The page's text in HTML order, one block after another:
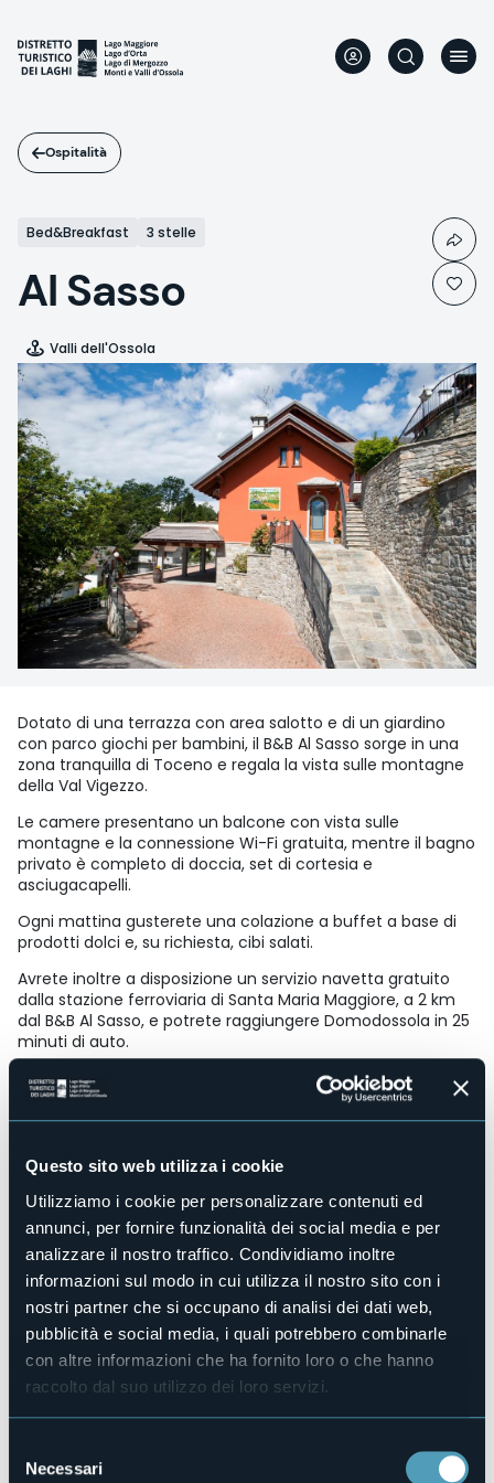
Questo sito web utilizza i cookie
Utilizziamo i cookie per personalizzare contenuti ed
annunci, per fornire funzionalità dei social media e per
analizzare il nostro traffico. Condividiamo inoltre
informazioni sul modo in cui utilizza il nostro sito con i
nostri partner che si occupano di analisi dei dati web,
pubblicità e social media, i quali potrebbero combinarle
con altre informazioni che ha fornito loro o che hanno
raccolto dal suo utilizzo dei loro servizi.
delNecessari
contenuto
principale
Ospitalità
Bed&Breakfast 3 stelle
Al Sasso
Valli dell'Ossola
Dotato di una terrazza con area salotto e di un giardino
con parco giochi per bambini, il B&B Al Sasso sorge in una
zona tranquilla di Toceno e regala la vista sulle montagne
della Val Vigezzo.
Le camere presentano un balcone con vista sulle
montagne e la connessione Wi-Fi gratuita, mentre il bagno
privato è completo di doccia, set di cortesia e
asciugacapelli.
Ogni mattina gusterete una colazione a buffet a base di
prodotti dolci e, su richiesta, cibi salati.
Avrete inoltre a disposizione un servizio navetta gratuito
dalla stazione ferroviaria di Santa Maria Maggiore, a 2 km
dal B&B Al Sasso, e potrete raggiungere Domodossola in 25
minuti di auto.
Accesso disabili
No
Centro benessere
Sala congressi
No
Piscina
Animali ammessi
Camere
Posti letto
6